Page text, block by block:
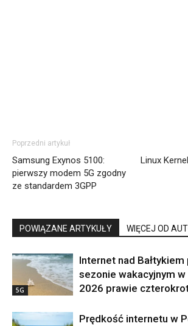
Poprzedni artykuł
Samsung Exynos 5100:
pierwszy modem 5G zgodny
ze standardem 3GPP
Linux
POWIĄZANE ARTYKUŁY WIĘCEJ OD
5G
Internet nad Bałtykiem
sezonie wakacyjnym
2026 prawie
Prędkość internetu w